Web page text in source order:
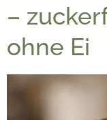
–
ohne Ei